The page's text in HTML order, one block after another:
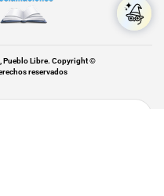
Pueblo Libre. Copyright ©
reservados